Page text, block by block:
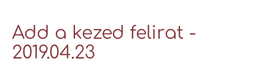
Add a kezed felirat -
2019.04.23